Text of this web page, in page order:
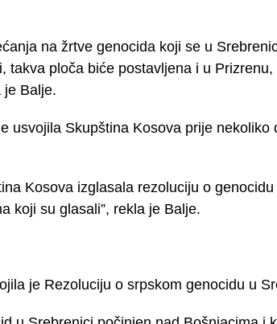
na žrtve genocida koji se u
takva ploča biće postavljena i u Prizrenu,
je Balje.
usvojila Skupština Kosova prije nekoliko
Kosova izglasala rezoluciju o
koji su glasali”, rekla je Balje.
je Rezoluciju o srpskom genocidu u